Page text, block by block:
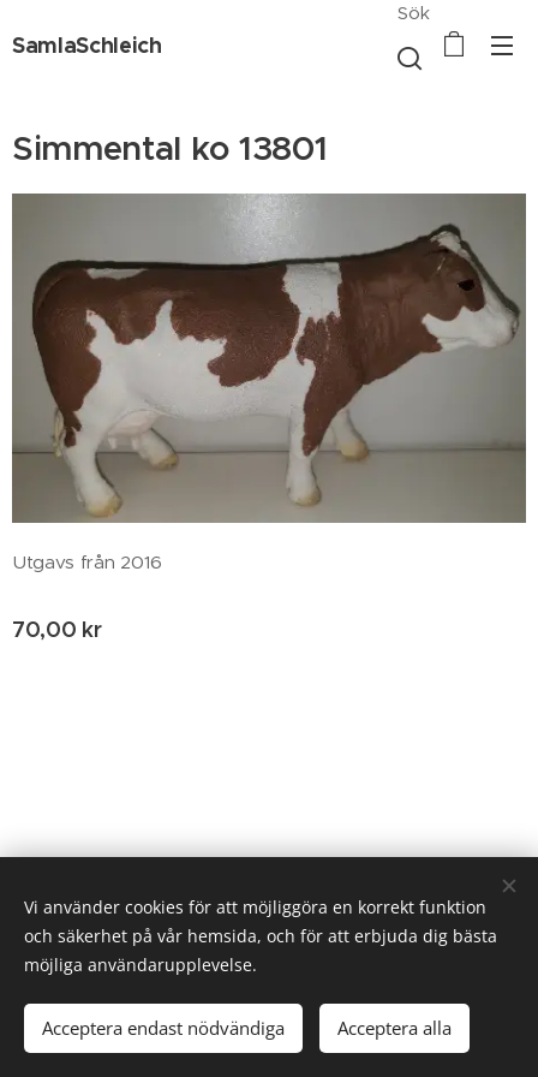
SamlaSchleich
Sök
Simmental ko 13801
Utgavs från 2016
70,00 kr
Lägg i kundvagnen
© 2020 Birgitta Helm, Broestorp 1175, 289 93 Broby
Cookies
Vi använder cookies för att möjliggöra en korrekt funktion
och säkerhet på vår hemsida, och för att erbjuda dig bästa
möjliga användarupplevelse.
Acceptera endast nödvändiga Acceptera alla